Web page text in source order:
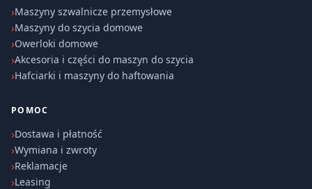
Maszyny szwalnicze przemysłowe
Maszyny do szycia domowe
Owerloki domowe
Akcesoria i części do maszyn do szycia
Hafciarki i maszyny do haftowania
POMOC
Dostawa i płatność
Wymiana i zwroty
Reklamacje
Leasing